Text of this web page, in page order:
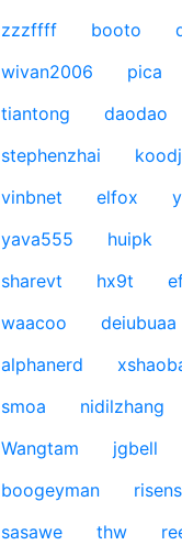
zzzffff
booto
wivan2006
pica
tiantong
daodao
stephenzhai
koodj
vinbnet
elfox
yava555
huipk
sharevt
hx9t
waacoo
deiubuaa
alphanerd
smoa
nidilzhang
Wangtam
jgbell
boogeyman
sasawe
thw